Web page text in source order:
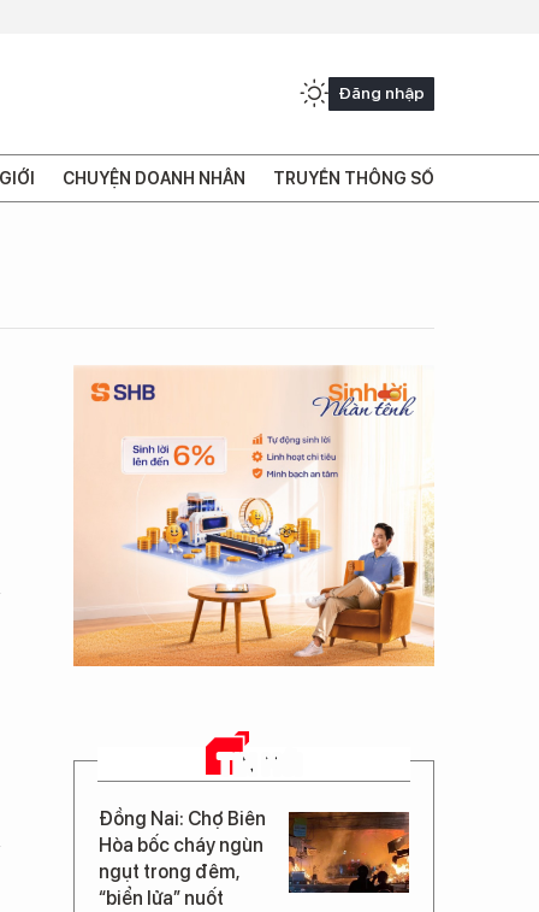
Đăng nhập
CHUYỆN DOANH NHÂN TRUYỀN THÔNG SỐ
TIN MỚI
Đồng Nai: Chợ Biên
Hòa bốc cháy ngùn
ngụt trong đêm,
“biển lửa” nuốt